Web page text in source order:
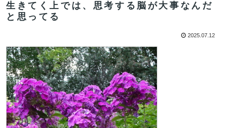
生きてく上では、思考する脳が大事なんだ
と思ってる
2025.07.12